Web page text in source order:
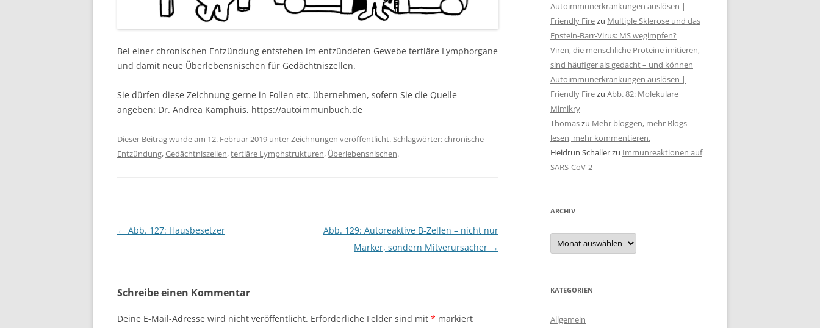
Bei einer chronischen Entzündung entstehen im entzündeten Gewebe tertiäre Lymphorgane
und damit neue Überlebensnischen für Gedächtniszellen.
Sie dürfen diese Zeichnung gerne in Folien etc. übernehmen, sofern Sie die Quelle
angeben: Dr. Andrea Kamphuis, https://autoimmunbuch.de
Dieser Beitrag wurde am 12. Februar 2019 unterZeichnungen veröffentlicht. Schlagwörter:chronische
Entzündung,Gedächtniszellen,tertiäre Lymphstrukturen, Überlebensnischen.
Beitragsnavigation
← Abb. 127: Hausbesetzer
Abb. 129: Autoreaktive B-Zellen – nicht nur
Marker, sondern Mitverursacher →
Schreibe einen Kommentar
Deine E-Mail-Adresse wird nicht veröffentlicht. Erforderliche Felder sind mit * markiert
Autoimmunerkrankungen auslösen |
Friendly Firezu Multiple Sklerose und das
Epstein-Barr-Virus: MS wegimpfen?
Viren, die menschliche Proteine imitieren,
sind häufiger als gedacht – und können
Autoimmunerkrankungen auslösen |
Friendly Firezu Abb. 82: Molekulare
Mimikry
Thomaszu Mehr bloggen, mehr Blogs
lesen, mehr kommentieren.
Heidrun Schallerzu Immunreaktionen auf
SARS-CoV-2
ARCHIV
Archiv
KATEGORIEN
Allgemein